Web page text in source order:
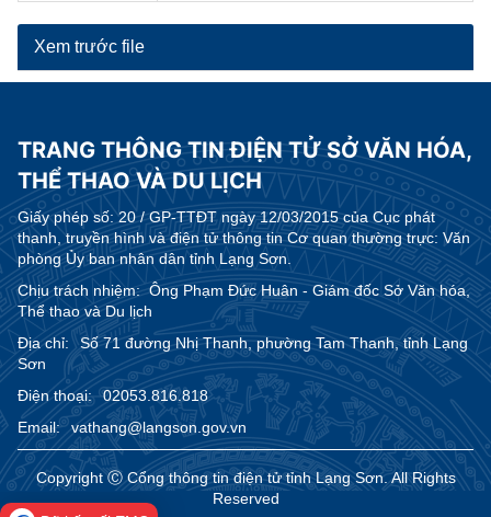
Xem trước file
TRANG THÔNG TIN ĐIỆN TỬ SỞ VĂN HÓA,
THỂ THAO VÀ DU LỊCH
Giấy phép số:20 / GP-TTĐT ngày 12/03/2015 của Cục phát
thanh, truyền hình và điện tử thông tin Cơ quan thường trực: Văn
phòng Ủy ban nhân dân tỉnh Lạng Sơn.
Chịu trách nhiệm:Ông Phạm Đức Huân - Giám đốc Sở Văn hóa,
Thể thao và Du lịch
Địa chỉ:
Số 71 đường Nhị Thanh, phường Tam Thanh, tỉnh Lạng
Sơn
Điện thoại:
02053.816.818
Email:
vathang@langson.gov.vn
Copyright Ⓒ Cổng thông tin điện tử tỉnh Lạng Sơn. All Rights
Reserved